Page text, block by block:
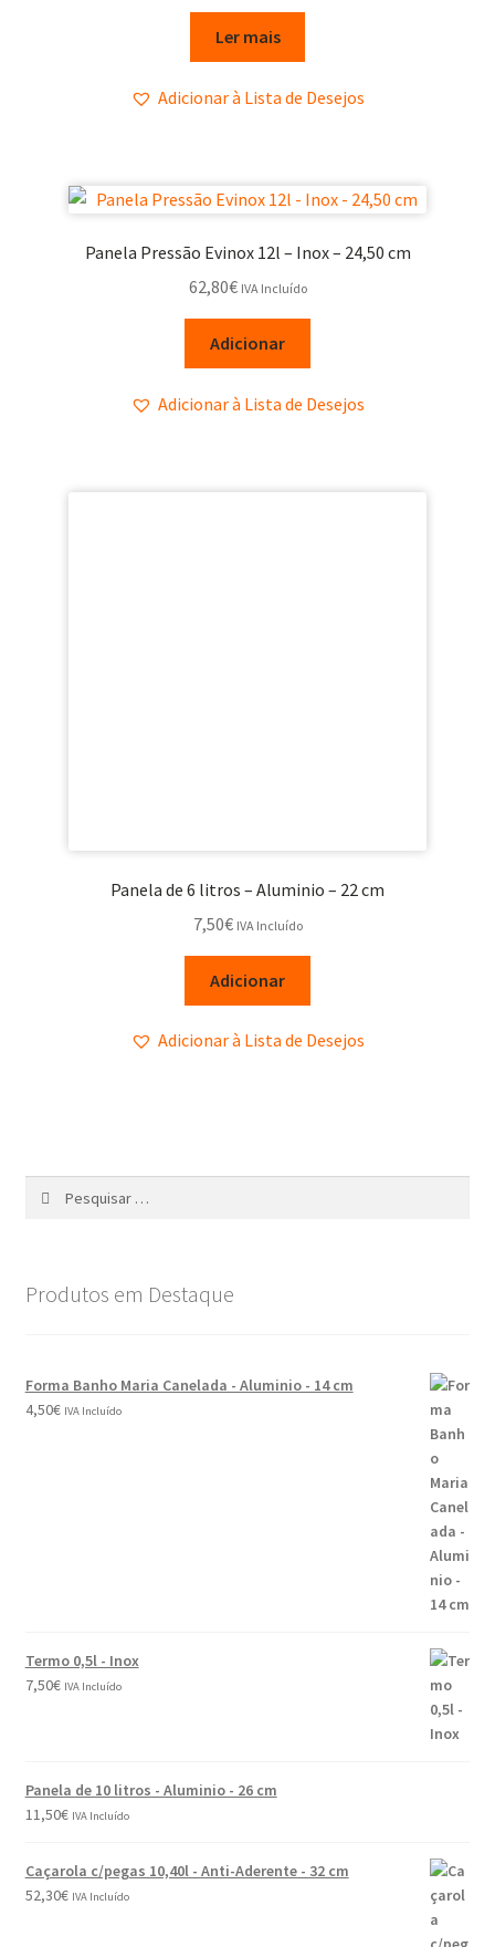
Ler mais
Adicionar à Lista de Desejos
Panela Pressão Evinox 12l – Inox – 24,50 cm
62,80€ IVA Incluído
Adicionar
Adicionar à Lista de Desejos
Panela de 6 litros – Aluminio – 22 cm
7,50€ IVA Incluído
Adicionar
Adicionar à Lista de Desejos
Produtos em Destaque
Forma Banho Maria Canelada - Aluminio - 14 cm
4,50€ IVA Incluído
Termo 0,5l - Inox
7,50€ IVA Incluído
Panela de 10 litros - Aluminio - 26 cm
11,50€ IVA Incluído
Caçarola c/pegas 10,40l - Anti-Aderente - 32 cm
52,30€ IVA Incluído